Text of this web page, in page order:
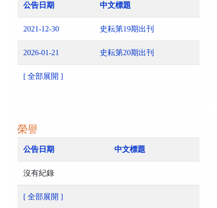
公告日期 中文標題
2021-12-30 史耘第19期出刊
2026-01-21 史耘第20期出刊
[ 全部展開 ]
榮譽
公告日期 中文標題
沒有紀錄
[ 全部展開 ]